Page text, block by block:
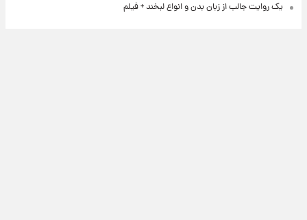
یک روایت جالب از زبان بدن و انواع لبخند + فیلم